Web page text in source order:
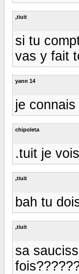
,tiuit
si tu
vas y fait
yann 14
je
chipoleta
.tuit je
,tiuit
bah tu
,tiuit
sa